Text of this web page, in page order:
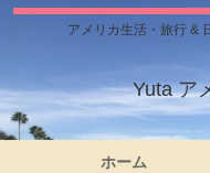
アメリカ生活・旅行 &
Yuta ア
ホーム